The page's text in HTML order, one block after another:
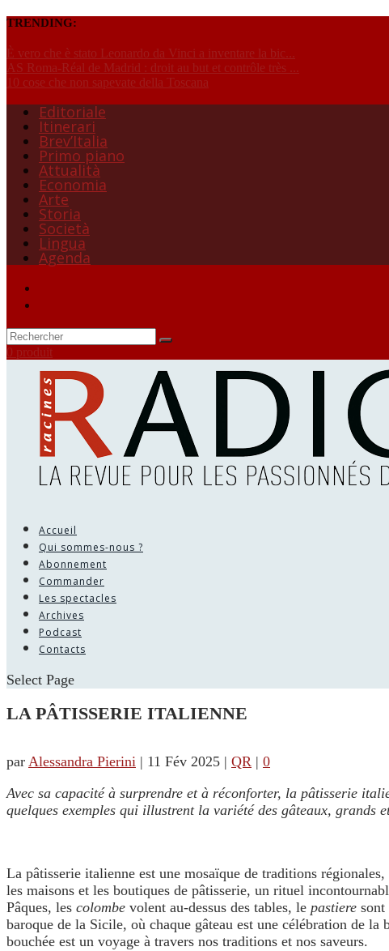
TRENDING:
È vero che è stato Leonardo da Vinci a inventare la bic...
AS Roma-Réal de Madrid : droit au but et contrôle très ...
10 cose che non sapevate della Toscana
Editoriale
Itinerari
Brev’Italia
Primo piano
Attualità
Economia
Arte
Storia
Società
Lingua
Agenda
0 produit
Accueil
Qui sommes-nous ?
Abonnement
Commander
Les spectacles
Archives
Podcast
Contacts
Select Page
LA PÂTISSERIE ITALIENNE
par Alessandra Pierini | 11 Fév 2025 | QR | 0
Avec sa capacité à surprendre et à réconforter, la pâtisserie
quelques exemples qui illustrent la variété des gâteaux, grands
La pâtisserie italienne est une mosaïque de traditions
les maisons et les boutiques de pâtisserie, un rituel
Pâques, les colombe volent au-dessus des tables, le pastiere sont
baroque de la Sicile, où chaque gâteau est une célébration de
bouchée est un voyage à travers nos traditions et nos saveurs.